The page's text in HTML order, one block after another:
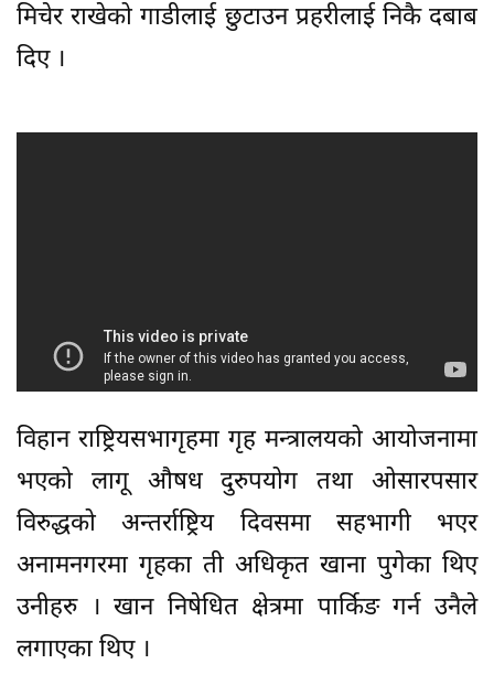
मिचेर राखेको गाडीलाई छुटाउन प्रहरीलाई निकै दबाब
दिए ।
विहान राष्ट्रियसभागृहमा गृह मन्त्रालयको आयोजनामा
भएको लागू औषध दुरुपयोग तथा ओसारपसार
विरुद्धको अन्तर्राष्ट्रिय दिवसमा सहभागी भएर
अनामनगरमा गृहका ती अधिकृत खाना पुगेका थिए
उनीहरु । खान निषेधित क्षेत्रमा पार्किङ गर्न उनैले
लगाएका थिए ।